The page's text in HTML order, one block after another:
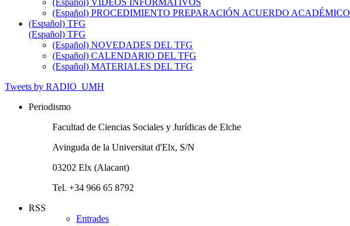
(Español) PROCEDIMIENTO PREPARACIÓN ACUERDO ACADÉMICO
(Español) TFG
(Español) TFG
(Español) NOVEDADES DEL TFG
(Español) CALENDARIO DEL TFG
(Español) MATERIALES DEL TFG
Tweets by RADIO_UMH
Periodismo
Facultad de Ciencias Sociales y Jurídicas de Elche
Avinguda de la Universitat d'Elx, S/N
03202 Elx (Alacant)
Tel. +34 966 65 8792
RSS
Entrades